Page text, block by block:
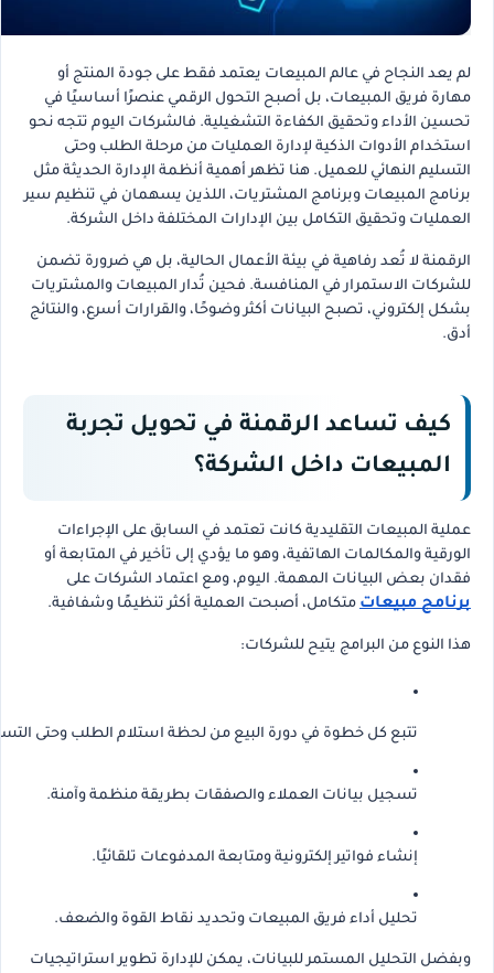
لم يعد النجاح في عالم المبيعات يعتمد فقط على جودة المنتج أو
مهارة فريق المبيعات، بل أصبح التحول الرقمي عنصرًا أساسيًا في
تحسين الأداء وتحقيق الكفاءة التشغيلية. فالشركات اليوم تتجه نحو
استخدام الأدوات الذكية لإدارة العمليات من مرحلة الطلب وحتى
التسليم النهائي للعميل. هنا تظهر أهمية أنظمة الإدارة الحديثة مثل
برنامج المبيعات وبرنامج المشتريات، اللذين يسهمان في تنظيم سير
العمليات وتحقيق التكامل بين الإدارات المختلفة داخل الشركة.
الرقمنة لا تُعد رفاهية في بيئة الأعمال الحالية، بل هي ضرورة تضمن
للشركات الاستمرار في المنافسة. فحين تُدار المبيعات والمشتريات
بشكل إلكتروني، تصبح البيانات أكثر وضوحًا، والقرارات أسرع، والنتائج
أدق.
كيف تساعد الرقمنة في تحويل تجربة
المبيعات داخل الشركة؟
عملية المبيعات التقليدية كانت تعتمد في السابق على الإجراءات
الورقية والمكالمات الهاتفية، وهو ما يؤدي إلى تأخير في المتابعة أو
فقدان بعض البيانات المهمة. اليوم، ومع اعتماد الشركات على
برنامج مبيعات متكامل، أصبحت العملية أكثر تنظيمًا وشفافية.
هذا النوع من البرامج يتيح للشركات:
تتبع كل خطوة في دورة البيع من لحظة استلام الطلب وحتى
تسجيل بيانات العملاء والصفقات بطريقة منظمة وآمنة.
إنشاء فواتير إلكترونية ومتابعة المدفوعات تلقائيًا.
تحليل أداء فريق المبيعات وتحديد نقاط القوة والضعف.
وبفضل التحليل المستمر للبيانات، يمكن للإدارة تطوير استراتيجيات